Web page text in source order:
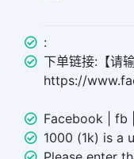
:
下单链接:【请
https://
Facebook | fb
1000 (1k) is a